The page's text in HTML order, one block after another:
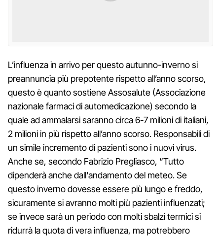
L’influenza in arrivo per questo autunno-inverno si
preannuncia più prepotente rispetto all’anno scorso,
questo è quanto sostiene Assosalute (Associazione
nazionale farmaci di automedicazione) secondo la
quale ad ammalarsi saranno circa 6-7 milioni di italiani,
2 milioni in più rispetto all’anno scorso. Responsabili di
un simile incremento di pazienti sono i nuovi virus.
Anche se, secondo Fabrizio Pregliasco, “Tutto
dipenderà anche dall'andamento del meteo. Se
questo inverno dovesse essere più lungo e freddo,
sicuramente si avranno molti più pazienti influenzati;
se invece sarà un periodo con molti sbalzi termici si
ridurrà la quota di vera influenza, ma potrebbero